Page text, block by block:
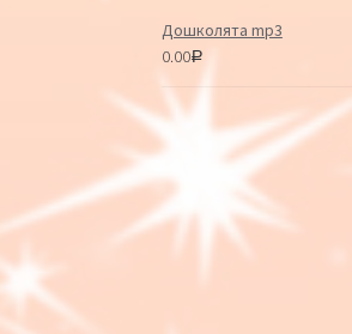
Дошколята mp3
0.00Р